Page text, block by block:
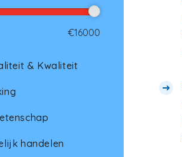
€16000
& Kwaliteit
handelen